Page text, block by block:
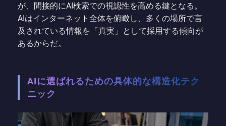
が、間接的にAI検索での視認性を高める鍵となる。
AIはインターネット全体を俯瞰し、多くの場所で言
及されている情報を「真実」として採用する傾向が
あるからだ。
AIに選ばれるための具体的な構造化テク
ニック